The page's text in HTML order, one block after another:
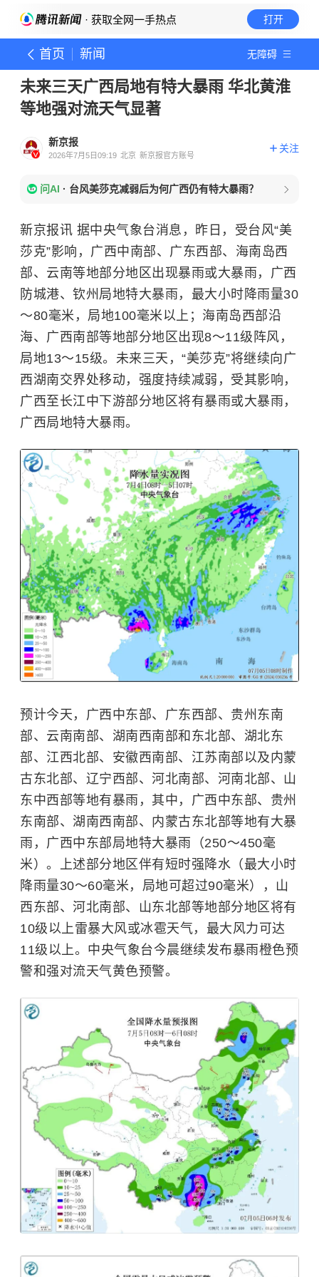
· 获取全网一手热点 打开
首页 新闻 无障碍
未来三天广西局地有特大暴雨 华北黄淮
等地强对流天气显著
新京报
2026年7月5日09:19 北京 新京报官方账号
关注
问AI · 台风美莎克减弱后为何广西仍有特大暴雨？
新京报讯 据中央气象台消息，昨日，受台风“美
莎克”影响，广西中南部、广东西部、海南岛西
部、云南等地部分地区出现暴雨或大暴雨，广西
防城港、钦州局地特大暴雨，最大小时降雨量30
～80毫米，局地100毫米以上；海南岛西部沿
海、广西南部等地部分地区出现8～11级阵风，
局地13～15级。未来三天，“美莎克”将继续向广
西湖南交界处移动，强度持续减弱，受其影响，
广西至长江中下游部分地区将有暴雨或大暴雨，
广西局地特大暴雨。
预计今天，广西中东部、广东西部、贵州东南
部、云南南部、湖南西南部和东北部、湖北东
部、江西北部、安徽西南部、江苏南部以及内蒙
古东北部、辽宁西部、河北南部、河南北部、山
东中西部等地有暴雨，其中，广西中东部、贵州
东南部、湖南西南部、内蒙古东北部等地有大暴
雨，广西中东部局地特大暴雨（250～450毫
米）。上述部分地区伴有短时强降水（最大小时
降雨量30～60毫米，局地可超过90毫米），山
西东部、河北南部、山东北部等地部分地区将有
10级以上雷暴大风或冰雹天气，最大风力可达
11级以上。中央气象台今晨继续发布暴雨橙色预
警和强对流天气黄色预警。